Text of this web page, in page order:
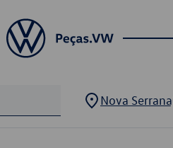
Nova Serrana